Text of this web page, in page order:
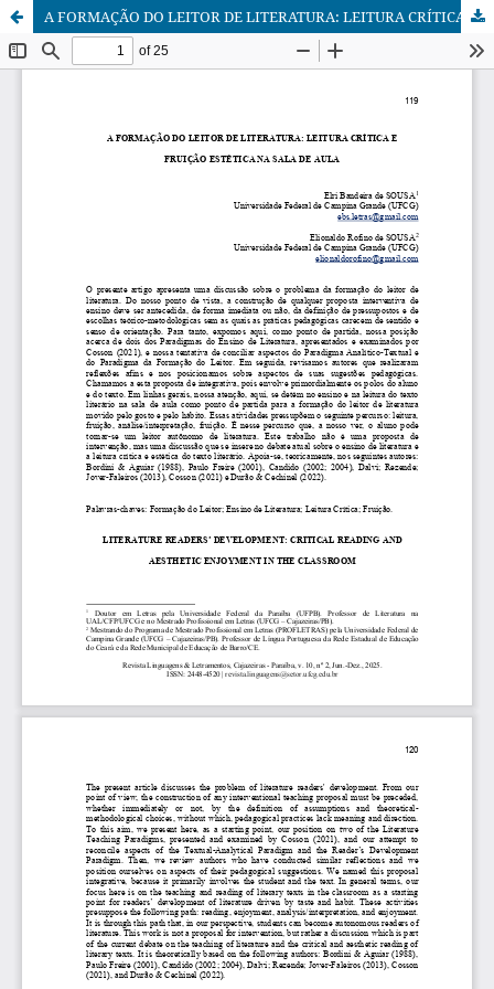
A FORMAÇÃO DO LEITOR DE LITERATURA: LEITURA CRÍTICA E FRUIÇÃO ESTÉTICA NA SALA DE AULA